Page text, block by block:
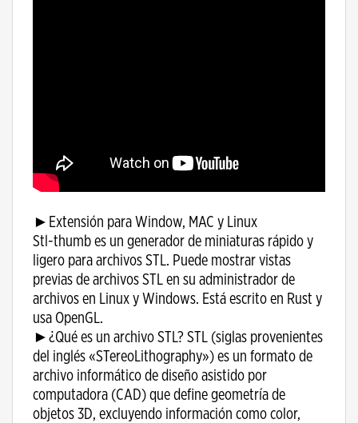
►Extensión para Window, MAC y Linux
Stl-thumb es un generador de miniaturas rápido y
ligero para archivos STL. Puede mostrar vistas
previas de archivos STL en su administrador de
archivos en Linux y Windows. Está escrito en Rust y
usa OpenGL.
►¿Qué es un archivo STL? STL (siglas provenientes
del inglés «STereoLithography»​) es un formato de
archivo informático de diseño asistido por
computadora (CAD) que define geometría de
objetos 3D, excluyendo información como color,